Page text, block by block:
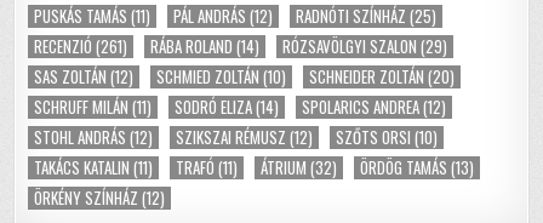
PUSKÁS TAMÁS (11) PÁL ANDRÁS (12) RADNÓTI SZÍNHÁZ (25)
RECENZIÓ (261) RÁBA ROLAND (14) RÓZSAVÖLGYI SZALON (29)
SAS ZOLTÁN (12) SCHMIED ZOLTÁN (10) SCHNEIDER ZOLTÁN (20)
SCHRUFF MILÁN (11) SODRÓ ELIZA(14) SPOLARICS ANDREA(12)
STOHL ANDRÁS (12) SZIKSZAI RÉMUSZ (12) SZŐTS ORSI (10)
TAKÁCS KATALIN (11) TRAFÓ (11) ÁTRIUM (32) ÖRDÖG TAMÁS (13)
ÖRKÉNY SZÍNHÁZ (12)